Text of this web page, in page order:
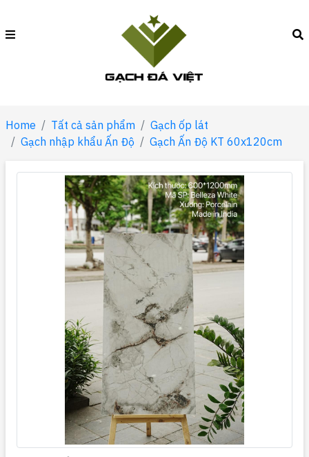
Home Tất cả sản phẩm
Gạch ốp lát
Gạch nhập khẩu Ấn Độ
Gạch Ấn Độ KT 60x120cm